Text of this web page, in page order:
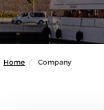
Home Company